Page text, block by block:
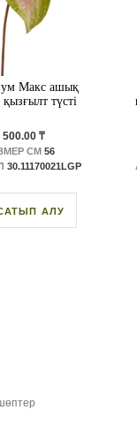
Макс ашық
түсті
500.00 ₸
СМ56
30.11170021LGP
АЛУ